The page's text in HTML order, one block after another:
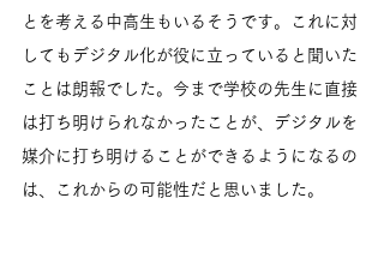
とを考える中高生もいるそうです。これに対
してもデジタル化が役に立っていると聞いた
ことは朗報でした。今まで学校の先生に直接
は打ち明けられなかったことが、デジタルを
媒介に打ち明けることができるようになるの
は、これからの可能性だと思いました。